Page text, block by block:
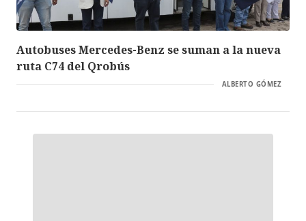
Autobuses Mercedes-Benz se suman a la nueva
ruta C74 del Qrobús
ALBERTO GÓMEZ